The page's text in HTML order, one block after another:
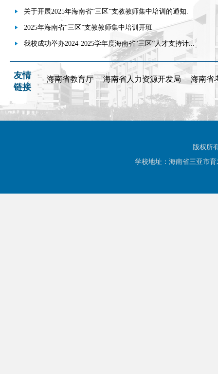
关于开展2025年海南省“三区”支教教师集中培训的通知.
2025年海南省“三区”支教教师集中培训开班
我校成功举办2024-2025学年度海南省“三区”人才支持计...
友情
链接
海南省教育厅 海南省人力资源开发局 海南省
版权所
学校地址：海南省三亚市育